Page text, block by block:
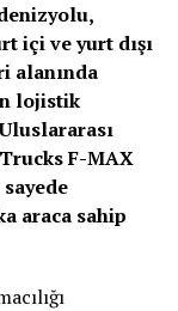
içi ve yurt dışı
alanında
lojistik
F-MAX
araca sahip